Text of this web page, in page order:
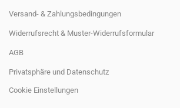
Versand- & Zahlungsbedingungen
Widerrufsrecht & Muster-Widerrufsformular
AGB
Privatsphäre und Datenschutz
Cookie Einstellungen